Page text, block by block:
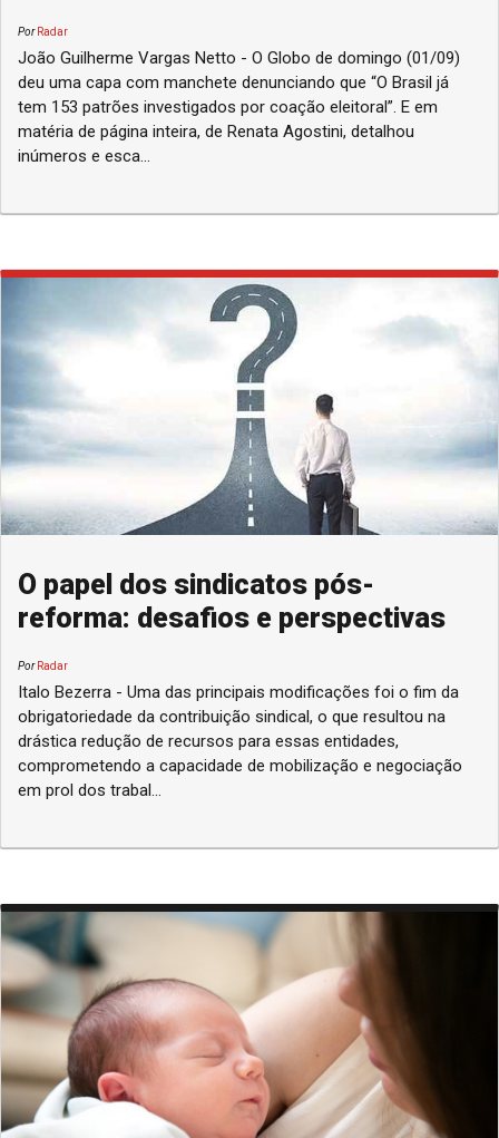
PorRadar
João Guilherme Vargas Netto - O Globo de domingo (01/09)
deu uma capa com manchete denunciando que “O Brasil já
tem 153 patrões investigados por coação eleitoral”. E em
matéria de página inteira, de Renata Agostini, detalhou
inúmeros e esca...
O papel dos sindicatos pós-
reforma: desafios e perspectivas
PorRadar
Italo Bezerra - Uma das principais modificações foi o fim da
obrigatoriedade da contribuição sindical, o que resultou na
drástica redução de recursos para essas entidades,
comprometendo a capacidade de mobilização e negociação
em prol dos trabal...